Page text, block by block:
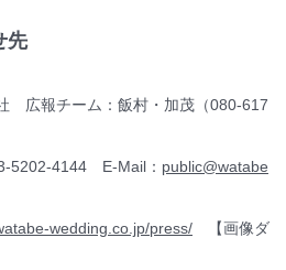
先
広報チーム：飯村・加茂（080-617
5202-4144 E-Mail： public@watabe
wedding.co.jp/press/ 【画像ダ